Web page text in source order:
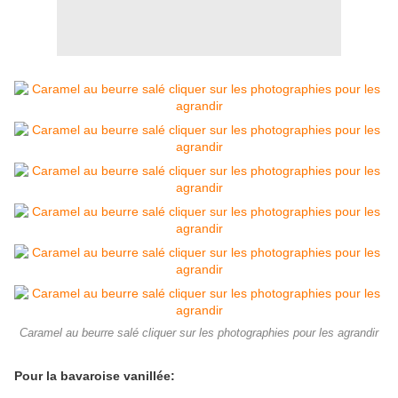
Caramel au beurre salé cliquer sur les photographies pour les agrandir
Pour la bavaroise vanillée: